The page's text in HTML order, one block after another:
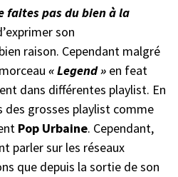
faites pas du bien à la
son
raison. Cependant malgré
« Legend » en feat
dans différentes playlist. En
des grosses playlist comme
Pop Urbaine. Cependant,
parler sur les réseaux
que depuis la sortie de son